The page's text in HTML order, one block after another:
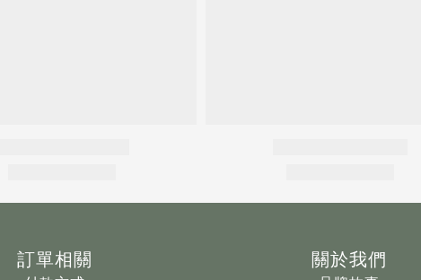
訂單相關 關於我們